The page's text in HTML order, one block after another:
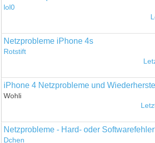
lol0
Netzprobleme iPhone 4s
Rotstift
iPhone 4 Netzprobleme und
Wohli
Netzprobleme - Hard- oder
Dchen